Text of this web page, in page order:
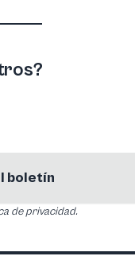
boletín
de privacidad.